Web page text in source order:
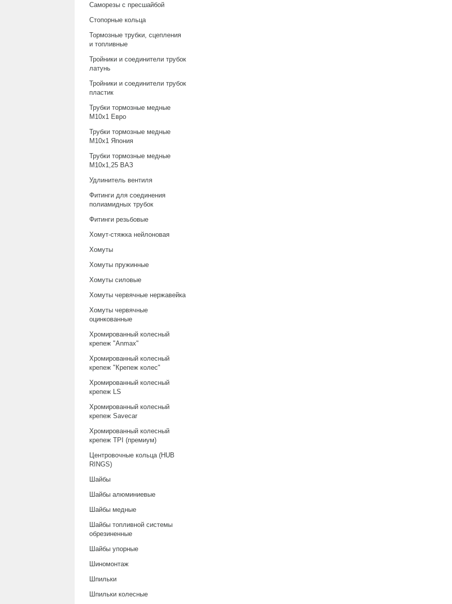
Саморезы с пресшайбой
Стопорные кольца
Тормозные трубки, сцепления
и топливные
Тройники и соединители трубок
латунь
Тройники и соединители трубок
пластик
Трубки тормозные медные
М10х1 Евро
Трубки тормозные медные
М10х1 Япония
Трубки тормозные медные
М10х1,25 ВАЗ
Удлинитель вентиля
Фитинги для соединения
полиамидных трубок
Фитинги резьбовые
Хомут-стяжка нейлоновая
Хомуты
Хомуты пружинные
Хомуты силовые
Хомуты червячные нержавейка
Хомуты червячные
оцинкованные
Хромированный колесный
крепеж "Anmax"
Хромированный колесный
крепеж "Крепеж колес"
Хромированный колесный
крепеж LS
Хромированный колесный
крепеж Savecar
Хромированный колесный
крепеж TPI (премиум)
Центровочные кольца (HUB
RINGS)
Шайбы
Шайбы алюминиевые
Шайбы медные
Шайбы топливной системы
обрезиненные
Шайбы упорные
Шиномонтаж
Шпильки
Шпильки колесные